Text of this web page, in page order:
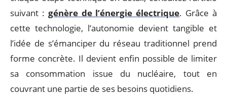
suivant : génère de l’énergie électrique. Grâce à
cette technologie, l’autonomie devient tangible et
l’idée de s’émanciper du réseau traditionnel prend
forme concrète. Il devient enfin possible de limiter
sa consommation issue du nucléaire, tout en
couvrant une partie de ses besoins quotidiens.